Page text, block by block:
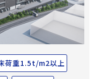
荷重1.5t/m2以上